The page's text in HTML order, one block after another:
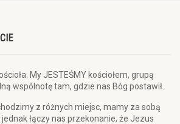
My JESTEŚMY kościołem, grupą
wspólnotę tam, gdzie nas Bóg postawił.
z różnych miejsc, mamy za sobą
łączy nas przekonanie, że Jezus